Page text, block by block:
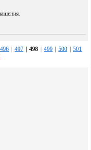
496 497 498 499 500
501